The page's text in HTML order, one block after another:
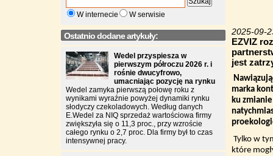
2025-09-
EZVIZ
jest
marka
ku
Tylko w
które
W internecie W serwisie
Ostatnio dodane artykuły:
Wedel przyspiesza w
pierwszym półroczu 2026 r. i
rośnie dwucyfrowo,
umacniając pozycję na rynku
Wedel zamyka pierwszą połowę roku z
wynikami wyraźnie powyżej dynamiki rynku
słodyczy czekoladowych. Według danych
E.Wedel za NIQ sprzedaż wartościowa firmy
zwiększyła się o 11,3 proc., przy wzroście
całego rynku o 2,7 proc. Dla firmy był to czas
intensywnej pracy.